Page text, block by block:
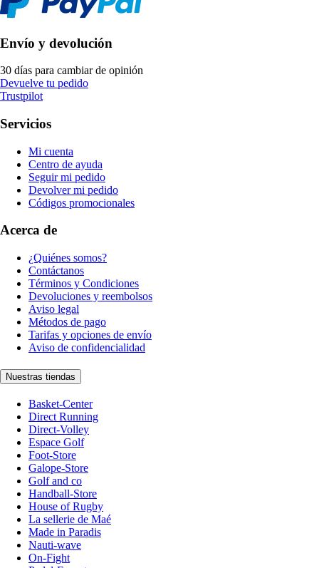
Envío y devolución
30 días para cambiar de opinión
Devuelve tu pedido
Trustpilot
Servicios
Mi cuenta
Centro de ayuda
Seguir mi pedido
Devolver mi pedido
Códigos promocionales
Acerca de
¿Quiénes somos?
Contáctanos
Términos y Condiciones
Devoluciones y reembolsos
Aviso legal
Métodos de pago
Tarifas y opciones de envío
Aviso de confidencialidad
Nuestras tiendas
Basket-Center
Direct Running
Direct-Volley
Espace Golf
Foot-Store
Galope-Store
Golf and co
Handball-Store
House of Rugby
La sellerie de Maé
Made in Paradis
Nauti-wave
On-Fight